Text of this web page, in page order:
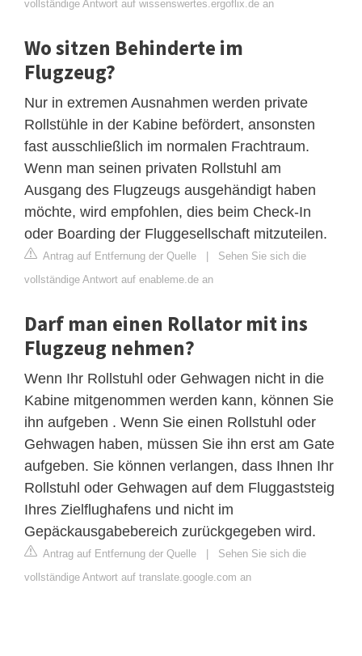
vollständige Antwort auf wissenswertes.ergoflix.de an
Wo sitzen Behinderte im
Flugzeug?
Nur in extremen Ausnahmen werden private
Rollstühle in der Kabine befördert, ansonsten
fast ausschließlich im normalen Frachtraum.
Wenn man seinen privaten Rollstuhl am
Ausgang des Flugzeugs ausgehändigt haben
möchte, wird empfohlen, dies beim Check-In
oder Boarding der Fluggesellschaft mitzuteilen.
Antrag auf Entfernung der Quelle | Sehen Sie sich die
vollständige Antwort auf enableme.de an
Darf man einen Rollator mit ins
Flugzeug nehmen?
Wenn Ihr Rollstuhl oder Gehwagen nicht in die
Kabine mitgenommen werden kann, können Sie
ihn aufgeben . Wenn Sie einen Rollstuhl oder
Gehwagen haben, müssen Sie ihn erst am Gate
aufgeben. Sie können verlangen, dass Ihnen Ihr
Rollstuhl oder Gehwagen auf dem Fluggaststeig
Ihres Zielflughafens und nicht im
Gepäckausgabebereich zurückgegeben wird.
Antrag auf Entfernung der Quelle | Sehen Sie sich die
vollständige Antwort auf translate.google.com an